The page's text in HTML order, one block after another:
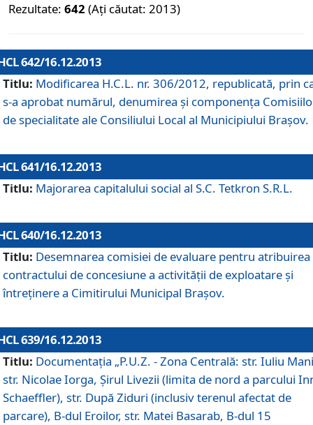
Rezultate: 642 (Ați căutat: 2013)
642/16.12.2013
Titlu: Modificarea H.C.L. nr. 306/2012, republicată, prin
s-a aprobat numărul, denumirea şi componenţa
de specialitate ale Consiliului Local al Municipiului Braşov.
641/16.12.2013
Titlu: Majorarea capitalului social al S.C. Tetkron S.R.L.
640/16.12.2013
Titlu: Desemnarea comisiei de evaluare pentru atribuirea
contractului de concesiune a activităţii de exploatare şi
întreţinere a Cimitirului Municipal Braşov.
639/16.12.2013
Titlu: Documentaţia „P.U.Z. - Zona Centrală: str. Iuliu
str. Nicolae Iorga, Şirul Livezii (limita de nord a parcului
Schaeffler), str. După Ziduri (inclusiv terenul afectat de
parcare), B-dul Eroilor, str. Matei Basarab, B-dul 15